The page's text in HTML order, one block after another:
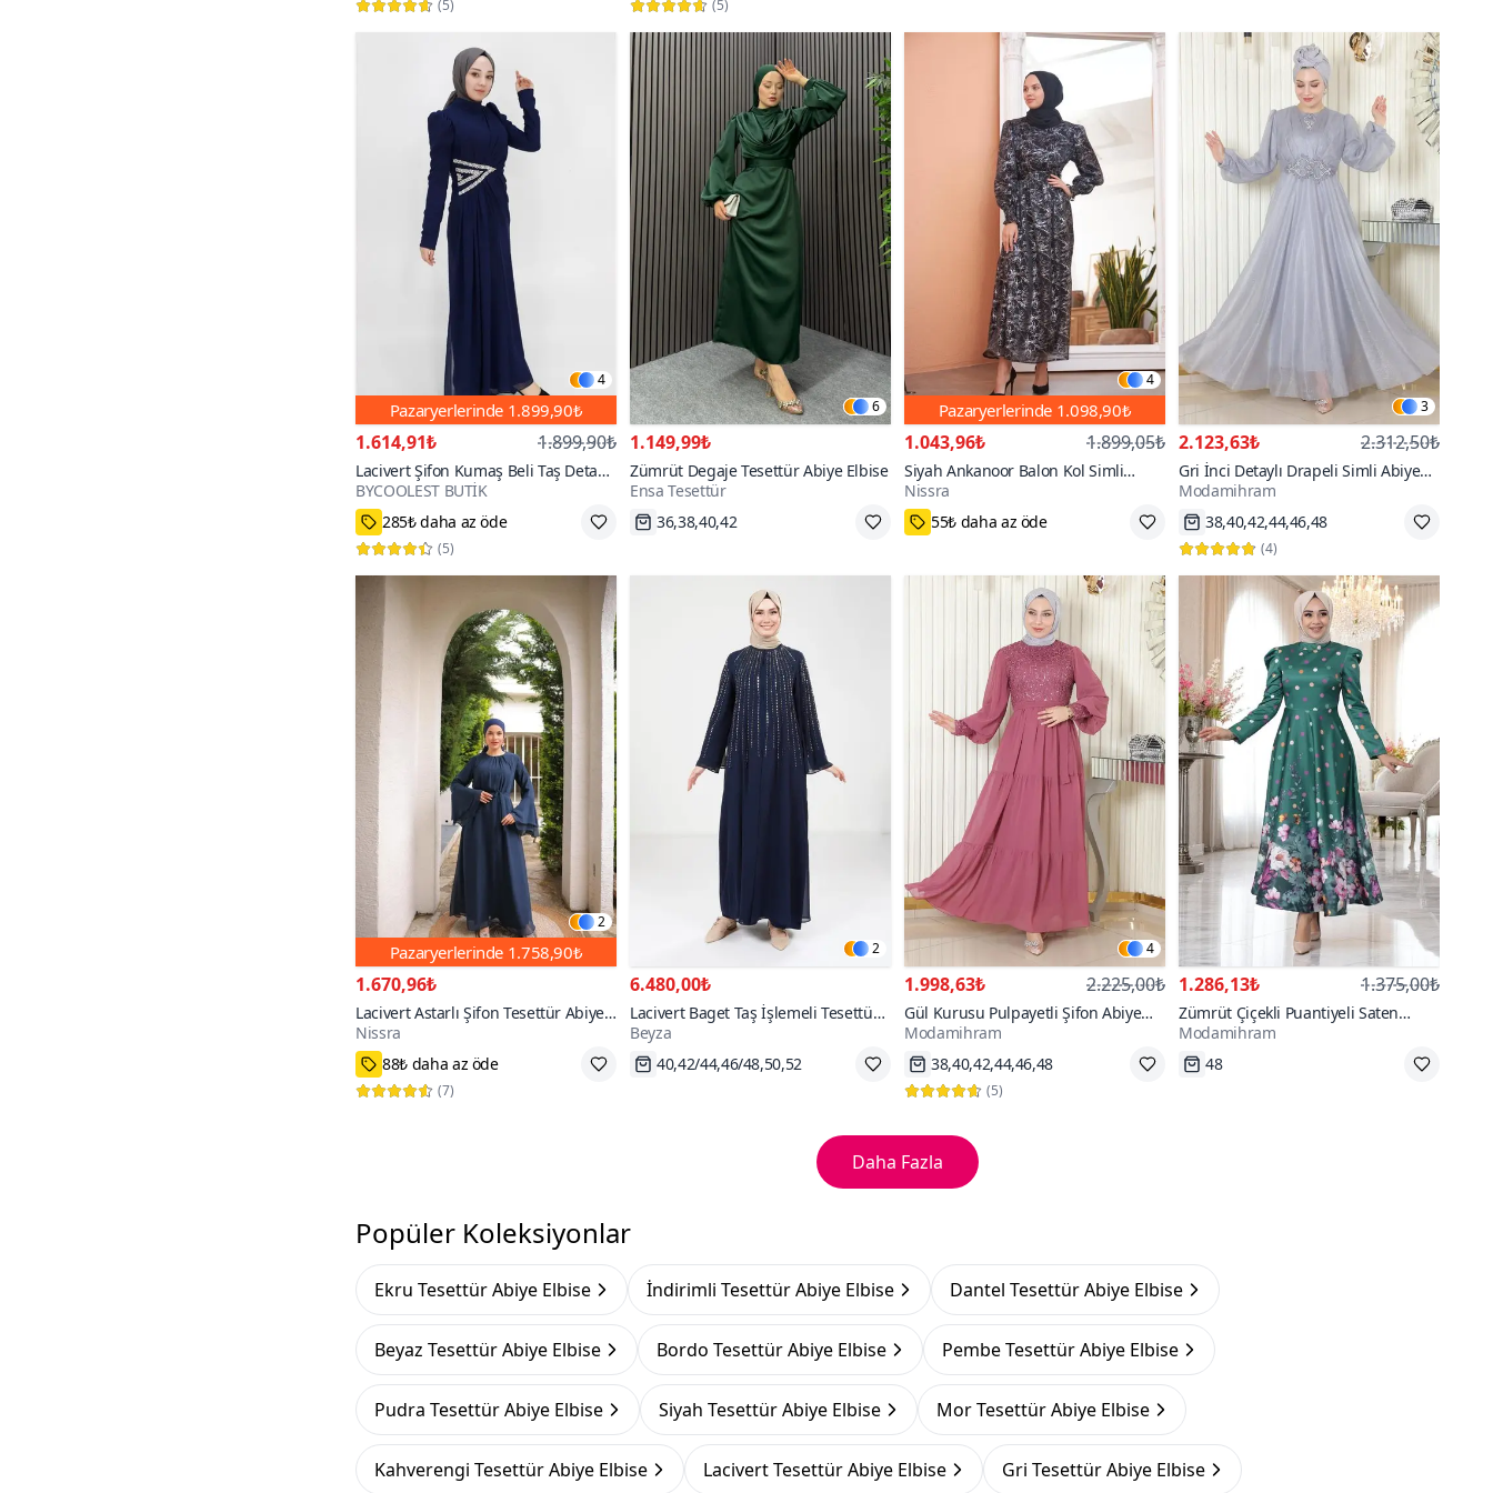
(5) (5)
4
Pazaryerlerinde 1.899,90₺
1.614,91₺ 1.899,90₺
Lacivert Şifon Kumaş Beli Taş Detaylı
Abiye Elbise
BYCOOLEST BUTİK
40,38
(5)
6
1.149,99₺
Zümrüt Degaje Tesettür Abiye Elbise
Ensa Tesettür
Hızlı Kargo
4
Pazaryerlerinde 1.098,90₺
1.043,96₺ 1.899,05₺
Siyah Ankanoor Balon Kol Simli
Varaklı Şifon Abiye Elbise
Nissra
38,40,42,44,46
3
2.123,63₺ 2.312,50₺
Gri İnci Detaylı Drapeli Simli Abiye
Elbise
Modamihram
Hızlı Kargo
(4)
2
Pazaryerlerinde 1.758,90₺
1.670,96₺
Lacivert Astarlı Şifon Tesettür Abiye
Elbise
Nissra
38-40
(7)
2
6.480,00₺
Lacivert Baget Taş İşlemeli Tesettür
Abiye Elbise
Beyza
Hızlı Kargo
4
1.998,63₺ 2.225,00₺
Gül Kurusu Pulpayetli Şifon Abiye
Elbise
Modamihram
Hızlı Kargo
(5)
1.286,13₺ 1.375,00₺
Zümrüt Çiçekli Puantiyeli Saten
Tesettür Abiye Elbise
Modamihram
Tükenmek Üzere
Daha Fazla
Popüler Koleksiyonlar
Ekru Tesettür Abiye Elbise İndirimli Tesettür Abiye Elbise Dantel Tesettür Abiye Elbise
Beyaz Tesettür Abiye Elbise Bordo Tesettür Abiye Elbise Pembe Tesettür Abiye Elbise
Pudra Tesettür Abiye Elbise Siyah Tesettür Abiye Elbise Mor Tesettür Abiye Elbise
Kahverengi Tesettür Abiye Elbise Lacivert Tesettür Abiye Elbise Gri Tesettür Abiye Elbise